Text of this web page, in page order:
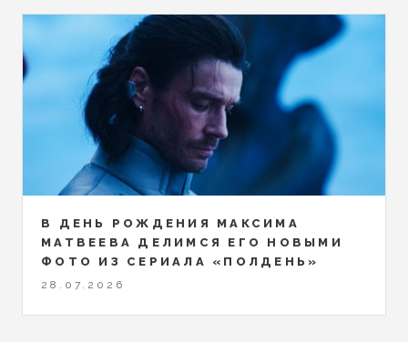
В ДЕНЬ РОЖДЕНИЯ МАКСИМА
МАТВЕЕВА ДЕЛИМСЯ ЕГО НОВЫМИ
ФОТО ИЗ СЕРИАЛА «ПОЛДЕНЬ»
28.07.2026